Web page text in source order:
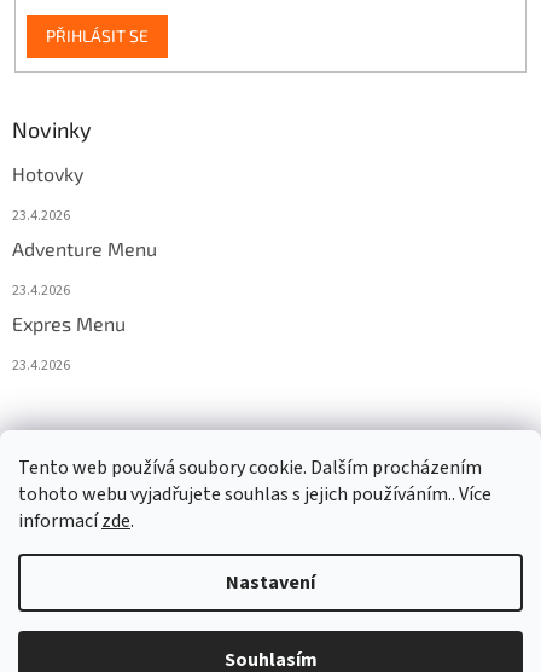
Tento web používá soubory cookie. Dalším procházením
tohoto webu vyjadřujete souhlas s jejich používáním.. Více
informacízde.
Nastavení
Souhlasím
PŘIHLÁSIT SE
Novinky
Hotovky
23.4.2026
Adventure Menu
23.4.2026
Expres Menu
23.4.2026
Copyright 2026www.333adventures.com. Všechna práva
vyhrazena.